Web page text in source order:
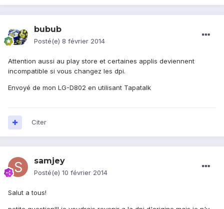
bubub
Posté(e) 8 février 2014
Attention aussi au play store et certaines applis deviennent
incompatible si vous changez les dpi.
Envoyé de mon LG-D802 en utilisant Tapatalk
Citer
samjey
Posté(e) 10 février 2014
Salut a tous!